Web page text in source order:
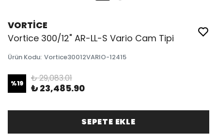
VORTİCE
Vortice 300/12" AR-LL-S Vario Cam Tipi
Ürün Kodu: Vortice30012VARIO-12415
%19 ₺ 29,083.01
₺ 23,485.90
SEPETE EKLE